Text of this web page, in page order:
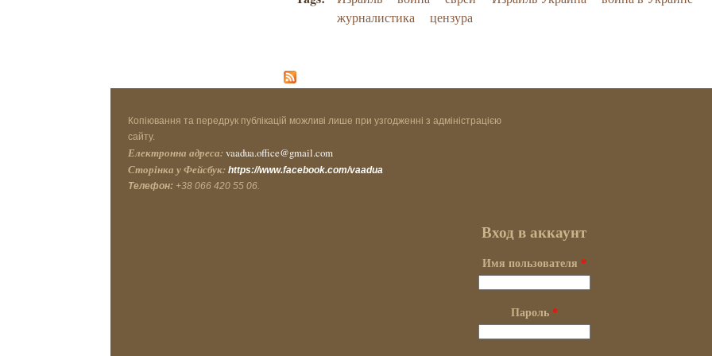
журналистика
цензура
Копіювання та передрук публікацій можливі лише при узгодженні з адміністрацією
сайту.
Електронна адреса: vaadua.office@gmail.com
Сторінка у Фейсбук: https://www.facebook.com/vaadua
Телефон: +38 066 420 55 06.
Вход в аккаунт
Имя пользователя *
Пароль *